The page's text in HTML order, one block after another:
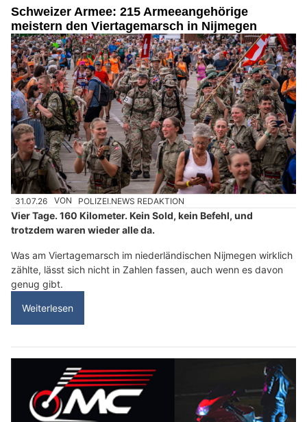
Schweizer Armee: 215 Armeeangehörige
meistern den Viertagemarsch in Nijmegen
31.07.26 VON POLIZEI.NEWS REDAKTION
Vier Tage. 160 Kilometer. Kein Sold, kein Befehl, und
trotzdem waren wieder alle da.
Was am Viertagemarsch im niederländischen Nijmegen wirklich
zählte, lässt sich nicht in Zahlen fassen, auch wenn es davon
genug gibt.
Weiterlesen